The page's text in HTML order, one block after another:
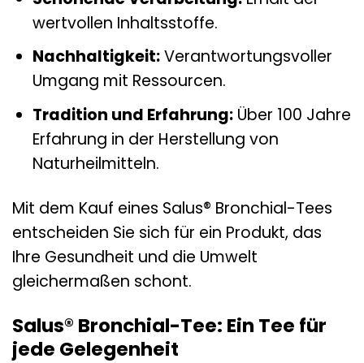
wertvollen Inhaltsstoffe.
Nachhaltigkeit:Verantwortungsvoller
Umgang mit Ressourcen.
Tradition und Erfahrung:Über 100 Jahre
Erfahrung in der Herstellung von
Naturheilmitteln.
Mit dem Kauf eines Salus® Bronchial-Tees
entscheiden Sie sich für ein Produkt, das
Ihre Gesundheit und die Umwelt
gleichermaßen schont.
Salus® Bronchial-Tee: Ein Tee für
jede Gelegenheit